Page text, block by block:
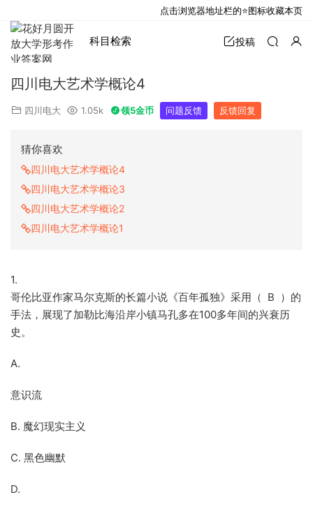
科目检索 投稿
四川电大艺术学概论4
四川电大 1.05k 领5金币 问题反馈 反馈回复
猜你喜欢
四川电大艺术学概论4
四川电大艺术学概论3
四川电大艺术学概论2
四川电大艺术学概论1
1.
哥伦比亚作家马尔克斯的长篇小说《百年孤独》采用（ B ）的
手法，展现了加勒比海沿岸小镇马孔多在100多年间的兴衰历
史。
A.
意识流
B. 魔幻现实主义
C. 黑色幽默
D.
点击浏览器地址栏的⭐图标收藏本页